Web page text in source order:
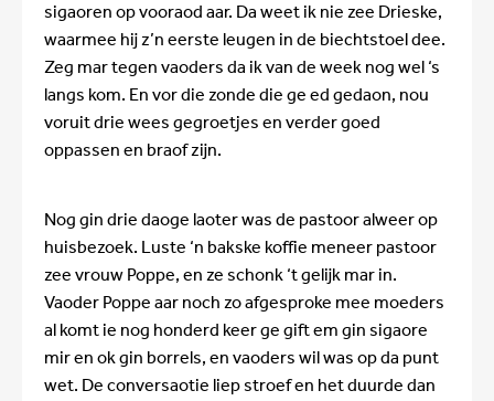
sigaoren op vooraod aar. Da weet ik nie zee Drieske,
waarmee hij z’n eerste leugen in de biechtstoel dee.
Zeg mar tegen vaoders da ik van de week nog wel ‘s
langs kom. En vor die zonde die ge ed gedaon, nou
voruit drie wees gegroetjes en verder goed
oppassen en braof zijn.
Nog gin drie daoge laoter was de pastoor alweer op
huisbezoek. Luste ‘n bakske koffie meneer pastoor
zee vrouw Poppe, en ze schonk ‘t gelijk mar in.
Vaoder Poppe aar noch zo afgesproke mee moeders
al komt ie nog honderd keer ge gift em gin sigaore
mir en ok gin borrels, en vaoders wil was op da punt
wet. De conversaotie liep stroef en het duurde dan